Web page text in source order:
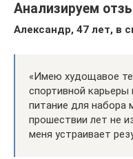
Анализируем
Александр, 47 лет, в
«Имею худощавое
спортивной карьеры
питание для
прошествии лет не
меня устраивает